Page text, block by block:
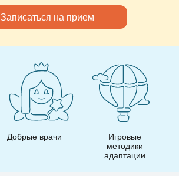
Записаться на прием
Добрые врачи
Игровые
методики
адаптации